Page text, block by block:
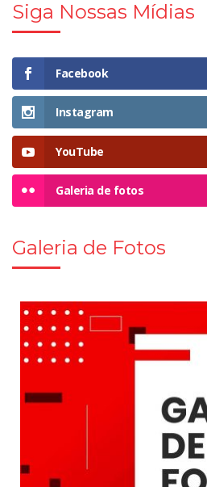
Siga Nossas Mídias
Facebook
Instagram
YouTube
Galeria de fotos
Galeria de Fotos